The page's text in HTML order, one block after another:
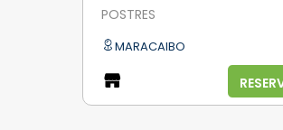
POSTRES
MARACAIBO